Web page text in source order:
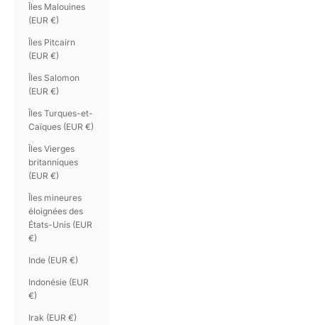
Îles Malouines
(EUR €)
Îles Pitcairn
(EUR €)
Îles Salomon
(EUR €)
Îles Turques-et-
Caïques (EUR €)
Îles Vierges
britanniques
(EUR €)
Îles mineures
éloignées des
États-Unis (EUR
€)
Inde (EUR €)
Indonésie (EUR
€)
Irak (EUR €)